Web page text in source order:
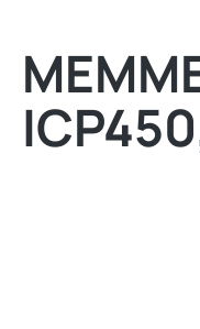
Bildergalerie